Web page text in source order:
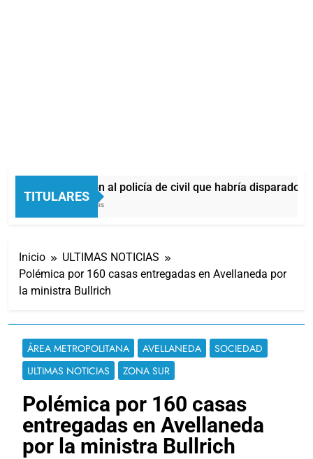
TITULARES
Identificaron al policía de civil que habría disparado
39 Minutos Atrás
Inicio
ULTIMAS NOTICIAS
Polémica por 160 casas entregadas en Avellaneda por
la ministra Bullrich
ÁREA METROPOLITANA AVELLANEDA
SOCIEDAD
ULTIMAS NOTICIAS
ZONA SUR
Polémica por 160 casas
entregadas en Avellaneda
por la ministra Bullrich